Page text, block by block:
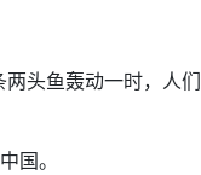
头鱼轰动一时，人们
国。